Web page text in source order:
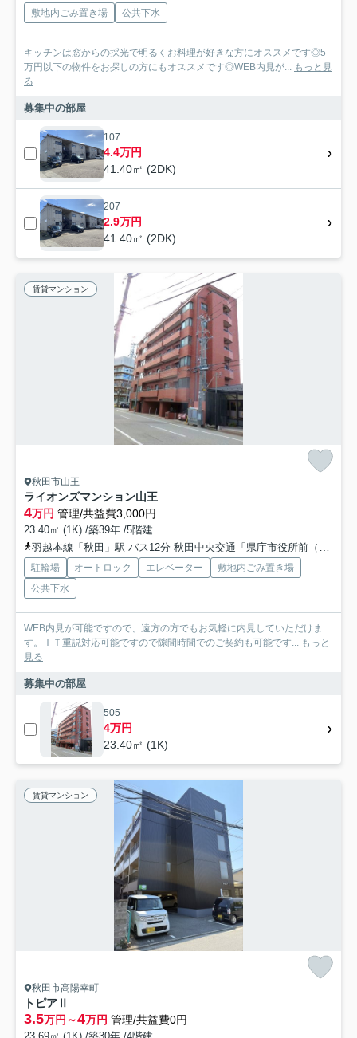
敷地内ごみ置き場 公共下水
キッチンは窓からの採光で明るくお料理が好きな方にオススメです◎5
万円以下の物件をお探しの方にもオススメです◎WEB内見が... もっと見
る
募集中の部屋
107
4.4万円
41.40㎡ (2DK)
207
2.9万円
41.40㎡ (2DK)
賃貸マンション
秋田市山王
ライオンズマンション山王
4万円 管理/共益費3,000円
23.40㎡ (1K) /築39年 /5階建
羽越本線「秋田」駅 バス12分 秋田中央交通「県庁市役所前（秋田県）」 停歩3分
駐輪場 オートロック エレベーター
敷地内ごみ置き場
公共下水
WEB内見が可能ですので、遠方の方でもお気軽に内見していただけま
す。ＩＴ重説対応可能ですので隙間時間でのご契約も可能です... もっと
見る
募集中の部屋
505
4万円
23.40㎡ (1K)
賃貸マンション
秋田市高陽幸町
トピアⅡ
3.5万円～4万円 管理/共益費0円